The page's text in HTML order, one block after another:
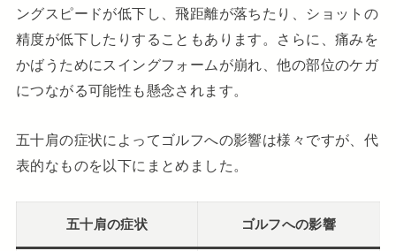
ングスピードが低下し、飛距離が落ちたり、ショットの
精度が低下したりすることもあります。さらに、痛みを
かばうためにスイングフォームが崩れ、他の部位のケガ
につながる可能性も懸念されます。
五十肩の症状によってゴルフへの影響は様々ですが、代
表的なものを以下にまとめました。
五十肩の症状 ゴルフへの影響